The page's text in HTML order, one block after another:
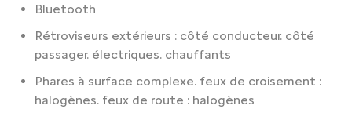
Bluetooth
Rétroviseurs extérieurs : côté conducteur. côté
passager. électriques. chauffants
Phares à surface complexe. feux de croisement :
halogènes. feux de route : halogènes